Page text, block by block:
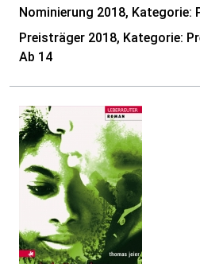
Nominierung 2018, Kategorie:
Preisträger 2018, Kategorie:
Ab 14